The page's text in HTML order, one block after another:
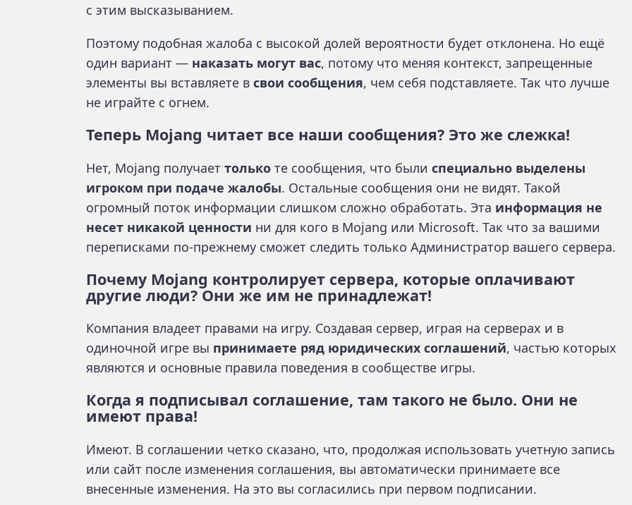
с этим высказыванием.
Поэтому подобная жалоба с высокой долей вероятности будет отклонена. Но ещё
один вариант — наказать могут вас, потому что меняя контекст, запрещенные
элементы вы вставляете в свои сообщения, чем себя подставляете. Так что лучше
не играйте с огнем.
Теперь Mojang читает все наши сообщения? Это же слежка!
Нет, Mojang получает только те сообщения, что были специально выделены
игроком при подаче жалобы. Остальные сообщения они не видят. Такой
огромный поток информации слишком сложно обработать. Эта информация не
несет никакой ценности ни для кого в Mojang или Microsoft. Так что за вашими
переписками по-прежнему сможет следить только Администратор вашего сервера.
Почему Mojang контролирует сервера, которые оплачивают
другие люди? Они же им не принадлежат!
Компания владеет правами на игру. Создавая сервер, играя на серверах и в
одиночной игре вы принимаете ряд юридических соглашений, частью которых
являются и основные правила поведения в сообществе игры.
Когда я подписывал соглашение, там такого не было. Они не
имеют права!
Имеют. В соглашении четко сказано, что, продолжая использовать учетную запись
или сайт после изменения соглашения, вы автоматически принимаете все
внесенные изменения. На это вы согласились при первом подписании.